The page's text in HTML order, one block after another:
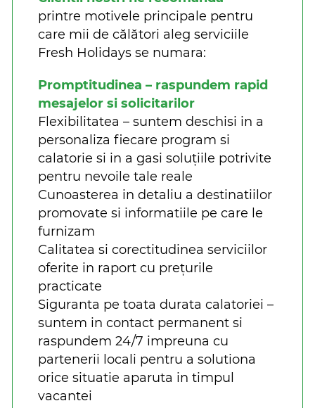
printre motivele principale pentru
care mii de călători aleg serviciile
Fresh Holidays se numara:
Promptitudinea – raspundem rapid
mesajelor si solicitarilor
Flexibilitatea – suntem deschisi in a
personaliza fiecare program si
calatorie si in a gasi soluțiile potrivite
pentru nevoile tale reale
Cunoasterea in detaliu a destinatiilor
promovate si informatiile pe care le
furnizam
Calitatea si corectitudinea serviciilor
oferite in raport cu prețurile
practicate
Siguranta pe toata durata calatoriei –
suntem in contact permanent si
raspundem 24/7 impreuna cu
partenerii locali pentru a solutiona
orice situatie aparuta in timpul
vacantei